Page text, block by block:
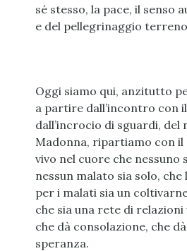
sé stesso, la pace, il senso
e del pellegrinaggio
Oggi siamo qui, anzitutto
a partire dall’incontro con
dall’incrocio di sguardi, del
Madonna, ripartiamo con il
vivo nel cuore che nessuno
nessun malato sia solo,
per i malati sia un
che sia una rete di relazioni
che dà consolazione, che
speranza.